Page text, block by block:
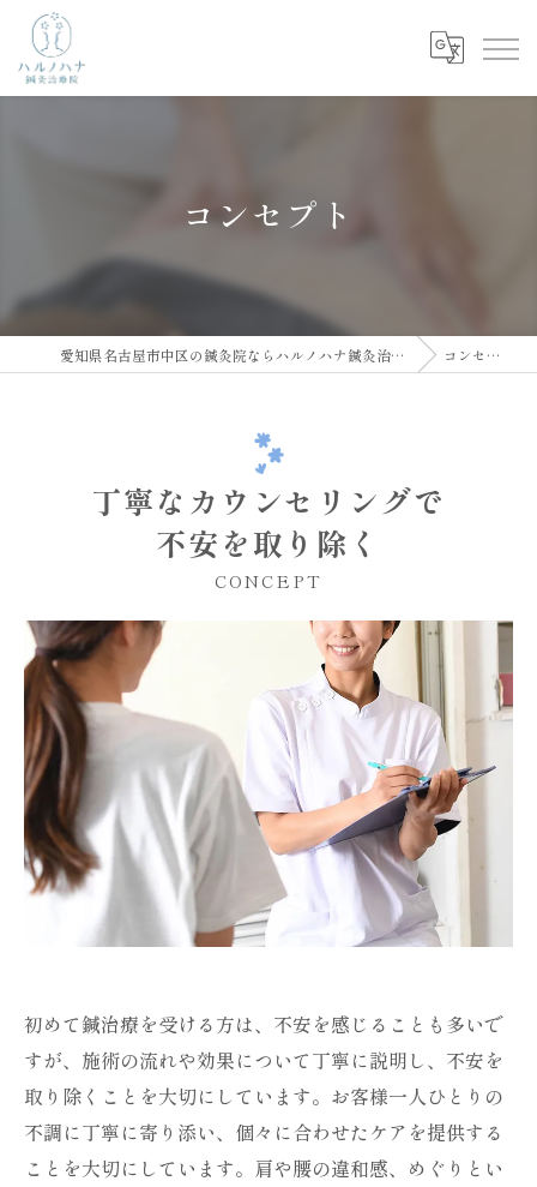
コンセプト
愛知県名古屋市中区の鍼灸院ならハルノハナ鍼灸治療院 コンセプト
丁寧なカウンセリングで
不安を取り除く
CONCEPT
初めて鍼治療を受ける方は、不安を感じることも多いで
すが、施術の流れや効果について丁寧に説明し、不安を
取り除くことを大切にしています。お客様一人ひとりの
不調に丁寧に寄り添い、個々に合わせたケアを提供する
ことを大切にしています。肩や腰の違和感、めぐりとい